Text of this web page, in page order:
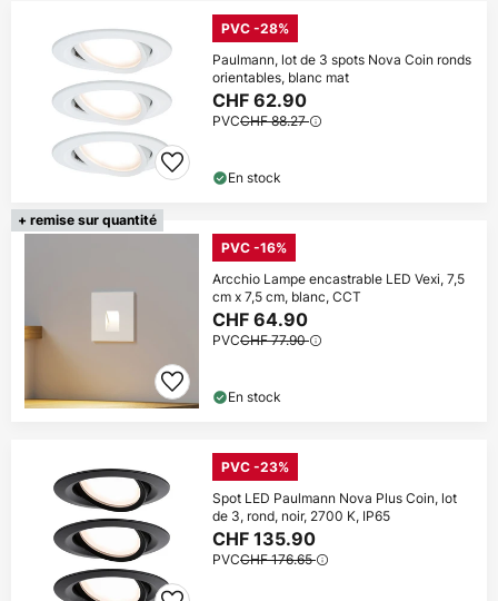
PVC -28%
Paulmann, lot de 3 spots Nova Coin ronds
orientables, blanc mat
CHF 62.90
PVCCHF 88.27
En stock
+ remise sur quantité
PVC -16%
Arcchio Lampe encastrable LED Vexi, 7,5
cm x 7,5 cm, blanc, CCT
CHF 64.90
PVCCHF 77.90
En stock
PVC -23%
Spot LED Paulmann Nova Plus Coin, lot
de 3, rond, noir, 2700 K, IP65
CHF 135.90
PVCCHF 176.65